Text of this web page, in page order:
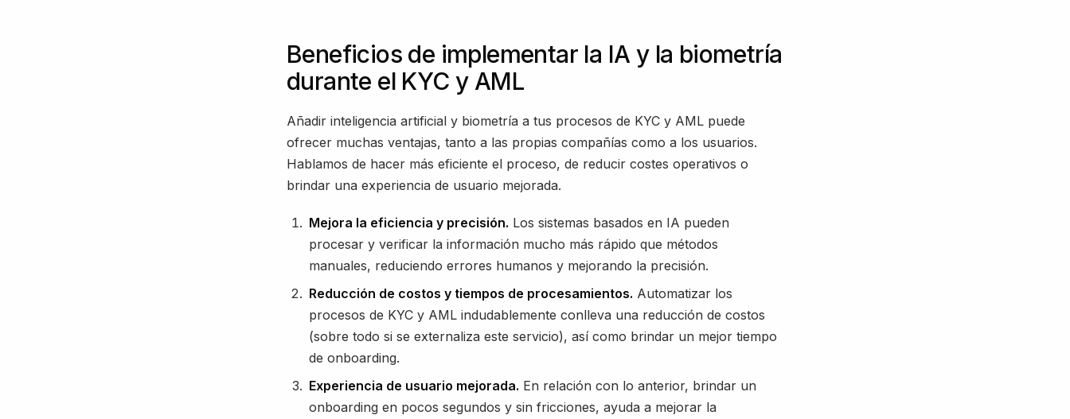
Beneficios de implementar la IA y la biometría
durante el KYC y AML
Añadir inteligencia artificial y biometría a tus procesos de KYC y AML puede
ofrecer muchas ventajas, tanto a las propias compañías como a los usuarios.
Hablamos de hacer más eficiente el proceso, de reducir costes operativos o
brindar una experiencia de usuario mejorada.
Mejora la eficiencia y precisión. Los sistemas basados en IA pueden
procesar y verificar la información mucho más rápido que métodos
manuales, reduciendo errores humanos y mejorando la precisión.
Reducción de costos y tiempos de procesamientos. Automatizar los
procesos de KYC y AML indudablemente conlleva una reducción de costos
(sobre todo si se externaliza este servicio), así como brindar un mejor tiempo
de onboarding.
Experiencia de usuario mejorada. En relación con lo anterior, brindar un
onboarding en pocos segundos y sin fricciones, ayuda a mejorar la